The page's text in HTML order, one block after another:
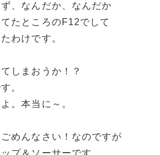
、なんだか、なんだか
たところのF12でして
わけです。
しまおうか！？
。
。本当に～。
めんなさい！なのですが